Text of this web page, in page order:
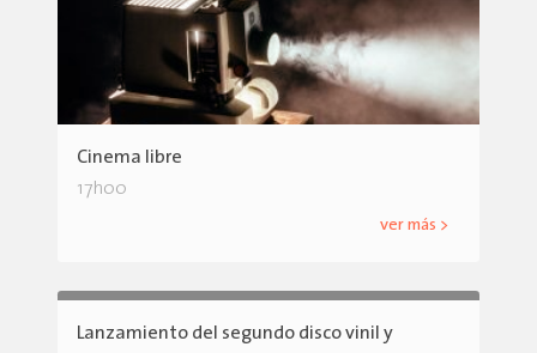
Cinema libre
17h00
ver más >
Lanzamiento del segundo disco vinil y